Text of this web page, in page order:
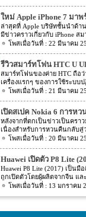
นี้เราจะมารีวิวให้ท่านได้รู้จักกั
ที่มีจุดขายตรงกล้องหน้าที่มา
กล้องหน้าที่มาเป็นคู่แล้วยังมีส่
สนใจอีก Nubia M2 ใช้กล้อง
ความละเอียดสูงถึง 13MP มีรูรั
กล้องหน้าสำหรับการเซลฟี่มีค
16MP พร้อมกับรูรับแสง f/2.0
สามารถจับภาพได้กว้างถึง 80
ทำให้การถ่ายรูปเซลฟี่ได้กว้า
หน้าจอเป็นแบบ AMOLED มีค
ถึง 1080p ขนาด 5.5 นิ้ว ระบบ
การทำงานจะเป็นชิปเซ็ต
เป็นชิปประมวลผลของ
4GB หน่วยความจำมีให้เลือกอ
[…]
ใหม่ Apple iPhone 7 มา
ร้อนแรง
ล่าสุดที่ Apple บริษัทชั้นนำด้า
มีข่าวคราวเกี่ยวกับ iPhone ส
ฮิตในประเทศไทยและทั่วโลก
อาจจะพลาดโอกาสได้สัมผัสเท
ทันสมัยในคราวนั้น แต่ก็ถือว่า
ดีที่คุณกำลังจะได้สัมผัสกับ
พร้อมการออกแบบสีของบอดี้ด้
ร้อนแรง เร้าใจแบบสุดๆ ทำให้
Apple กระเป๋าสั่นกันเลยทีเดี
iPhone 7 สีแดง ได้แรงบันดาล
กุศลของ iGadget ซึ่งปกติแล้ว
Apple จะให้บริษัทข้างนอกช่ว
แต่งให้ แต่บอดี้นี้สีนี้ Apple ลงแ
สีแดงอันร้อนแรง Apple จะจับ
ลงไปใน iPhone 7 และ iPhone
บริษัท Apple ได้กำหนดวันจำห
ที่ 24 มีนาคม 2560 ที่จะถึงนี้ เ
ขายเป็นเวลาช่วงเช้าประมาณ
เวลาในฝั่งประเทศแถบแปซิฟิก)
22 มีนาคม
รีวิวสมาร์ทโฟน HTC U
สมาร์ทโฟนของค่าย HTC ถือ
เครื่องแรกๆ ของการใช้ระบบ
Android หลายคนน่าจะจำได้ ใ
Bird ที่ฮิตกันทั่วบ้านทั่วเมือง ส
ในที่สามารถเล่นเกมส์ Angry
สมาร์ทโฟนจากค่าย HTC หลัง
ก็ได้มีการพัฒนาสมาร์ทโฟนขึ้
มากมาย ล่าสุดได้เตรียมปล่อยรุ่
HTC U Ultra HTC U Ultra ม
จอ Super LCD5 มีขนาด 5.7 นิ้
แบบ Gorilla Glass 5 ซึ่งเป็นหน้
สามารถป้องกันรอยขีดข่วนได้
ของภาพสูงถึง 1,040 X 2,560
(513ppi) ใช้ชิปประมวลผล
ที่มีความเร็วให้เลือกถึง 2 แบบ
21 มีนาคม
เปิดสเปค Nokia 6 การห
รสมาร์ทโฟน
หลังจากที่ตกเป็นข่าวเป็นคราว
เนื่องสำหรับการหวนคืนกลับสู่
โฟน อย่างสมาร์ทโฟนในแบรน
เอาสมาร์ทโฟนรุ่นนี้ไปทดสอบ
การ Nokia 6 เปิดตัวรุ่นแรกภา
1000 ซึ่งจะมีความน่าสนใจทั้งใ
ซอฟต์แวร์และวัสดุอุปกรณ์ที่น
Nokia 6 ไม่ได้เป็นสมาร์ทโฟน
เป็นสมาร์ทโฟนราคากลางๆ ที่
ประเทศไทยและในต่างประเท
20 มีนาคม
Huawei เปิดตัว P8 Lite
พร้อมหน้าจอ 1080p ชิพ
655
Huawei P8 Lite (2017) เป็นมื
ถูกเปิดตัวโดยผู้ผลิตจากจีน แล
ในตลาดยุโรปบางประเทศในเ
แล้ว แม้กระทั่งตอนนี้ P9 Lite
13 มกราคม